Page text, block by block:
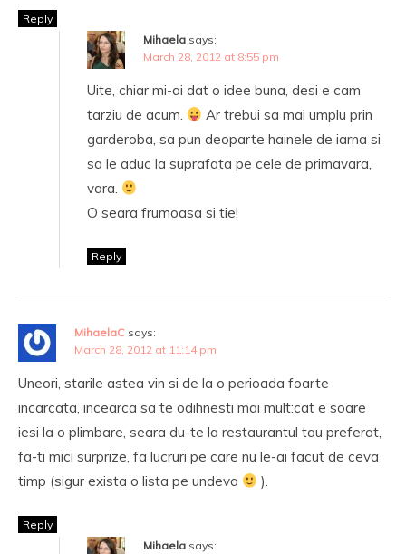
Reply
Mihaela says:
March 28, 2012 at 8:55 pm
Uite, chiar mi-ai dat o idee buna, desi e cam
tarziu de acum.
Ar trebui sa mai umplu prin
garderoba, sa pun deoparte hainele de iarna si
sa le aduc la suprafata pe cele de primavara,
vara.
O seara frumoasa si tie!
Reply
MihaelaC says:
March 28, 2012 at 11:14 pm
Uneori, starile astea vin si de la o perioada foarte
incarcata, incearca sa te odihnesti mai mult:cat e soare
iesi la o plimbare, seara du-te la restaurantul tau preferat,
fa-ti mici surprize, fa lucruri pe care nu le-ai facut de ceva
timp (sigur exista o lista pe undeva
).
Reply
Mihaela says: